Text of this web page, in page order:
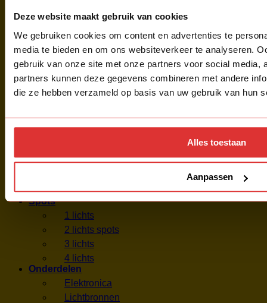
Deze website maakt gebruik van cookies
We gebruiken cookies om content en advertenties te
media te bieden en om ons websiteverkeer te analyseren.
gebruik van onze site met onze partners voor social media,
partners kunnen deze gegevens combineren met andere
die ze hebben verzameld op basis van uw gebruik van hun
Alles toestaan
Aanpassen
Koepel
Videlampen
Ronde hanglamp
Pendel
Vloerlampen
Booglampen
Leeslamp
Uplighters met leeslamp
Overig
Plafondlampen
Spots
1 lichts
2 lichts spots
3 lichts
4 lichts
Onderdelen
Elektronica
Lichtbronnen